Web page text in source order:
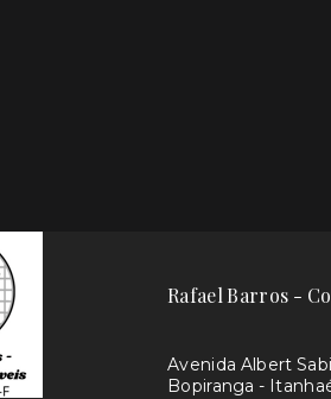
Rafael Barros -
Avenida Albert
Bopiranga -